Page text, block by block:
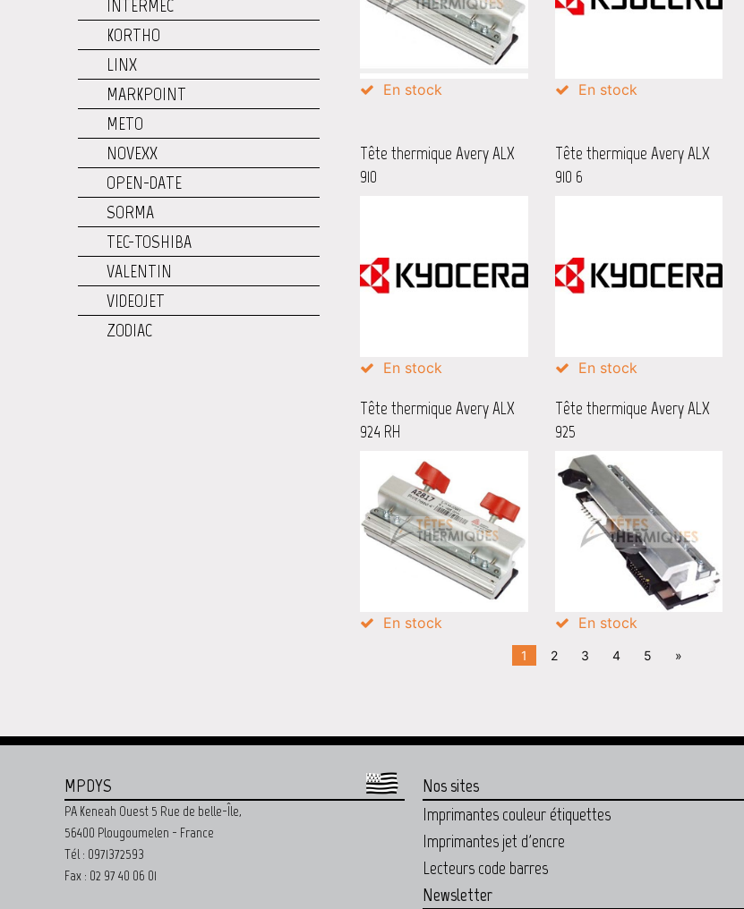
INTERMEC
KORTHO
LINX
MARKPOINT
METO
NOVEXX
OPEN-DATE
SORMA
TEC-TOSHIBA
VALENTIN
VIDEOJET
ZODIAC
En stock En stock
Tête thermique Avery ALX
910
En stock
Tête thermique Avery ALX
910 6
En stock
Tête thermique Avery ALX
924 RH
En stock
Tête thermique Avery ALX
925
En stock
1 2 3 4 5 »
MPDYS
PA Keneah Ouest 5 Rue de belle-Île,
56400 Plougoumelen - France
Tél : 0971372593
Fax : 02 97 40 06 01
Nos sites
Imprimantes couleur étiquettes
Imprimantes jet d'encre
Lecteurs code barres
Newsletter